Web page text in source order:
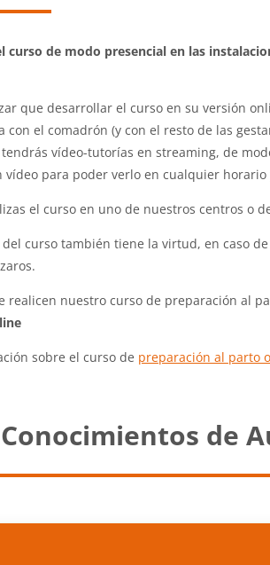
curso de modo presencial en las
que desarrollar el curso en su versión
con el comadrón (y con el resto de las
vídeo-tutorías en streaming, de
vídeo para poder verlo en cualquier
el curso en uno de nuestros centros o
del curso también tiene la virtud, en caso
realicen nuestro curso de preparación al
sobre el curso de preparación al parto
de